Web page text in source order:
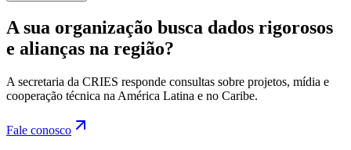
A sua organização busca dados rigorosos
e alianças na região?
A secretaria da CRIES responde consultas sobre projetos, mídia e
cooperação técnica na América Latina e no Caribe.
Fale conosco